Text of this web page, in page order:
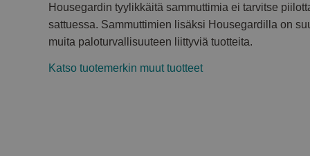
Housegardin tyylikkäitä sammuttimia ei tarvitse
sattuessa. Sammuttimien lisäksi Housegardilla on
muita paloturvallisuuteen liittyviä tuotteita.
Katso tuotemerkin muut tuotteet